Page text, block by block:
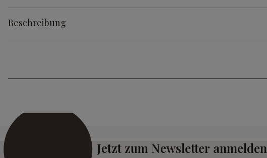
Beschreibung
Jetzt zum Newsletter anmelden